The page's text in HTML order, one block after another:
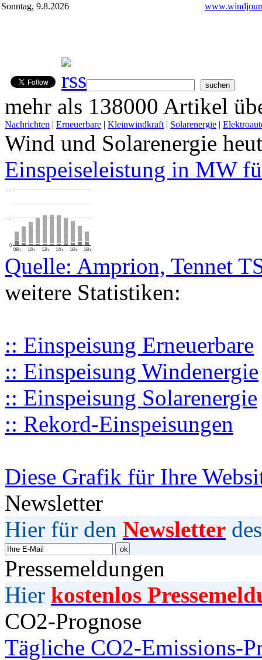
Sonntag, 9.8.2026
mehr als 138000 Artikel
Nachrichten | Erneuerbare | Kleinwindkraft | Solarenergie |
Wind und Solarenergie
Einspeiseleistung in MW
08h 10h 12h 14h 16h 18h
0
…
…
Quelle: Amprion, Tennet
weitere Statistiken:
:: Einspeisung Erneuerbare
:: Einspeisung Windenergie
:: Einspeisung Solarenergie
:: Rekord-Einspeisungen
Diese Grafik für Ihre
Newsletter
Hier für den Newsletter
Pressemeldungen
Hier kostenlos
CO2-Prognose
Tägliche CO2-Emissions-